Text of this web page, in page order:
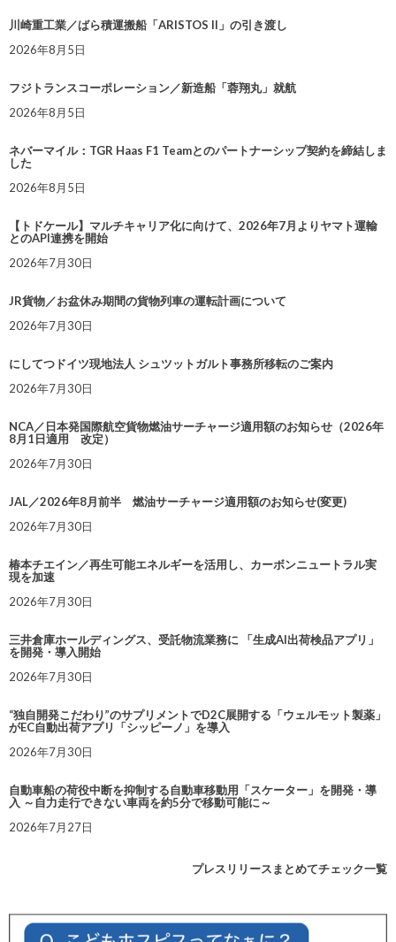
川崎重工業／ばら積運搬船「ARISTOS II」の引き渡し
2026年8月5日
フジトランスコーポレーション／新造船「蓉翔丸」就航
2026年8月5日
ネバーマイル：TGR Haas F1 Teamとのパートナーシップ契約を締結しま
した
2026年8月5日
【トドケール】マルチキャリア化に向けて、2026年7月よりヤマト運輸
とのAPI連携を開始
2026年7月30日
JR貨物／お盆休み期間の貨物列車の運転計画について
2026年7月30日
にしてつドイツ現地法人 シュツットガルト事務所移転のご案内
2026年7月30日
NCA／日本発国際航空貨物燃油サーチャージ適用額のお知らせ（2026年
8月1日適用 改定）
2026年7月30日
JAL／2026年8月前半 燃油サーチャージ適用額のお知らせ(変更)
2026年7月30日
椿本チエイン／再生可能エネルギーを活用し、カーボンニュートラル実
現を加速
2026年7月30日
三井倉庫ホールディングス、受託物流業務に 「生成AI出荷検品アプリ」
を開発・導入開始
2026年7月30日
“独自開発こだわり”のサプリメントでD2C展開する「ウェルモット製薬」
がEC自動出荷アプリ「シッピーノ」を導入
2026年7月30日
自動車船の荷役中断を抑制する自動車移動用「スケーター」を開発・導
入 ～自力走行できない車両を約5分で移動可能に～
2026年7月27日
プレスリリースまとめてチェック一覧